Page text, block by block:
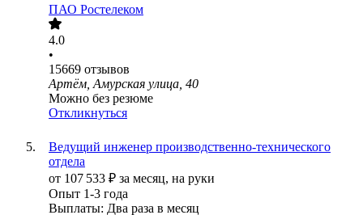
ПАО Ростелеком
4.0
•
15669 отзывов
Артём, Амурская улица, 40
Можно без резюме
Откликнуться
Ведущий инженер производственно-технического
отдела
от 107 533 ₽ за месяц, на руки
Опыт 1-3 года
Выплаты: Два раза в месяц